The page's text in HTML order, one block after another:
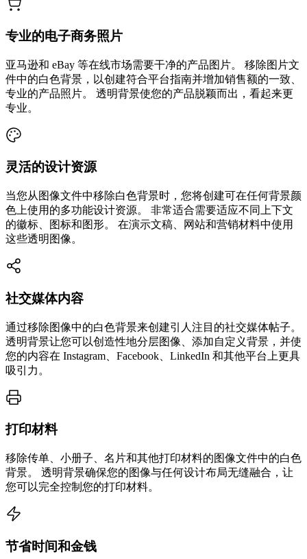
专业的电子商务照片
亚马逊和 eBay 等在线市场需要干净的产品图片。 移除图片文
件中的白色背景，以创建符合平台指南并增加销售额的一致、
专业的产品照片。 透明背景使您的产品脱颖而出，看起来更
专业。
灵活的设计资源
当您从图像文件中移除白色背景时，您将创建可在任何背景颜
色上使用的多功能设计资源。 非常适合需要适应不同上下文
的徽标、图标和图形。 在演示文稿、网站和营销材料中使用
这些透明图像。
社交媒体内容
通过移除图像中的白色背景来创建引人注目的社交媒体帖子。
透明背景让您可以创造性地分层图像、添加自定义背景，并使
您的内容在 Instagram、Facebook、LinkedIn 和其他平台上更具
吸引力。
打印材料
移除传单、小册子、名片和其他打印材料的图像文件中的白色
背景。 透明背景确保您的图像与任何设计布局无缝融合，让
您可以完全控制您的打印材料。
节省时间和金钱